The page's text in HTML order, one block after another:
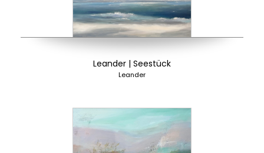
Leander | Seestück
Leander